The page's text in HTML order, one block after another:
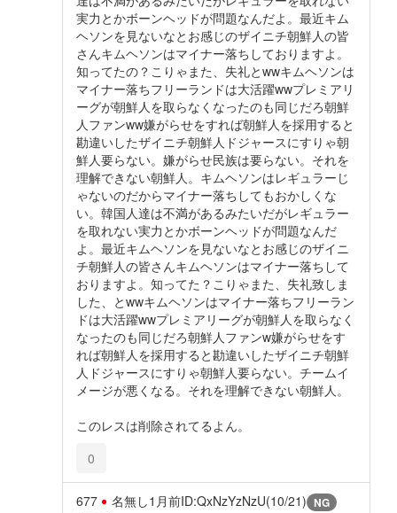
実力とかボーンヘッドが問題なんだよ。最近キム
ヘソンを見ないなとお感じのザイニチ朝鮮人の皆
さんキムヘソンはマイナー落ちしておりますよ。
知ってたの？こりゃまた、失礼とwwキムヘソンは
マイナー落ちフリーランドは大活躍wwプレミアリ
ーグが朝鮮人を取らなくなったのも同じだろ朝鮮
人ファンww嫌がらせをすれば朝鮮人を採用すると
勘違いしたザイニチ朝鮮人ドジャースにすりゃ朝
鮮人要らない。嫌がらせ民族は要らない。それを
理解できない朝鮮人。キムヘソンはレギュラーじ
ゃないのだからマイナー落ちしてもおかしくな
い。韓国人達は不満があるみたいだがレギュラー
を取れない実力とかボーンヘッドが問題なんだ
よ。最近キムヘソンを見ないなとお感じのザイニ
チ朝鮮人の皆さんキムヘソンはマイナー落ちして
おりますよ。知ってた？こりゃまた、失礼致しま
した、とwwキムヘソンはマイナー落ちフリーラン
ドは大活躍wwプレミアリーグが朝鮮人を取らなく
なったのも同じだろ朝鮮人ファンw嫌がらせをす
れば朝鮮人を採用すると勘違いしたザイニチ朝鮮
人ドジャースにすりゃ朝鮮人要らない。チームイ
メージが悪くなる。それを理解できない朝鮮人。
このレスは削除されてるよん。
0
677 名無し1月前ID:QxNzYzNzU(10/21) NG